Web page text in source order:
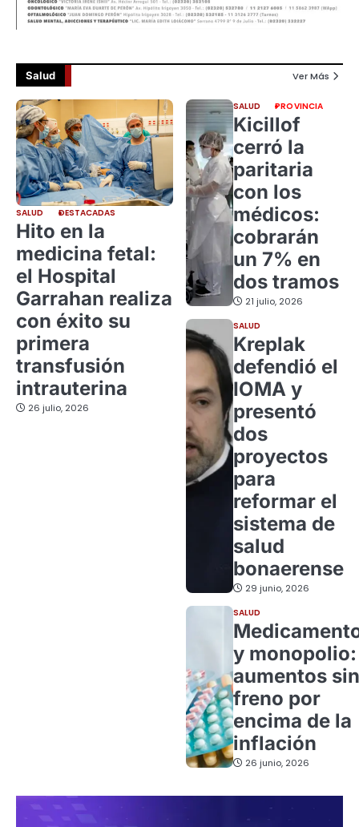
Salud Ver Más
SALUD DESTACADAS
Hito en la
medicina fetal:
el Hospital
Garrahan realiza
con éxito su
primera
transfusión
intrauterina
26 julio, 2026
SALUD PROVINCIA
Kicillof
cerró la
paritaria
con los
médicos:
cobrarán
un 7% en
dos tramos
21 julio, 2026
SALUD
Kreplak
defendió el
IOMA y
presentó
dos
proyectos
para
reformar el
sistema de
salud
bonaerense
29 junio, 2026
SALUD
y monopolio:
aumentos sin
freno por
encima de la
inflación
26 junio, 2026